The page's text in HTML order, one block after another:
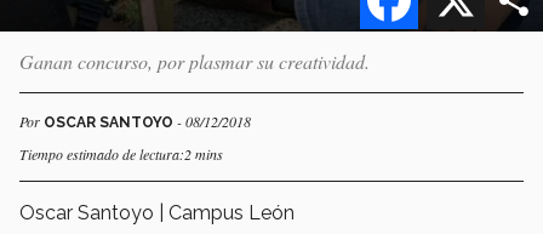
Ganan concurso, por plasmar su creatividad.
Por OSCAR SANTOYO - 08/12/2018
Tiempo estimado de lectura:2 mins
Oscar Santoyo | Campus León